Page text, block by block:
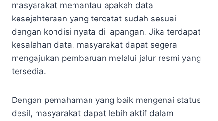
masyarakat memantau apakah data
kesejahteraan yang tercatat sudah sesuai
dengan kondisi nyata di lapangan. Jika terdapat
kesalahan data, masyarakat dapat segera
mengajukan pembaruan melalui jalur resmi yang
tersedia.
Dengan pemahaman yang baik mengenai status
desil, masyarakat dapat lebih aktif dalam